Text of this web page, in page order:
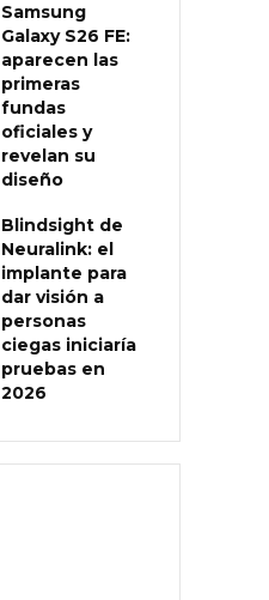
Samsung
Galaxy S26 FE:
aparecen las
primeras
fundas
oficiales y
revelan su
diseño
Blindsight de
Neuralink: el
implante para
dar visión a
personas
ciegas iniciaría
pruebas en
2026